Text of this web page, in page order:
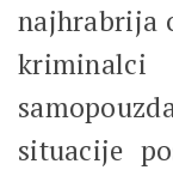
najhrabrija
situacije